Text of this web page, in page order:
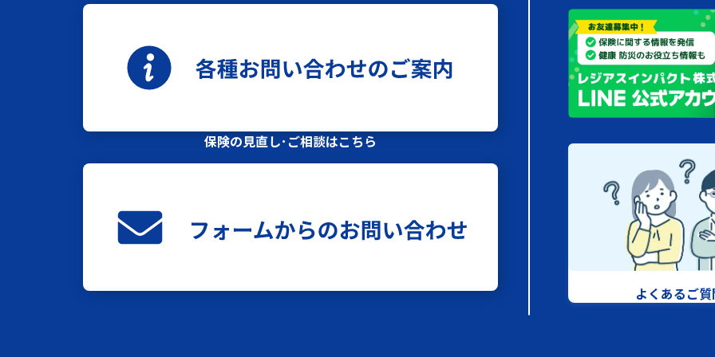
保険の見直し･ご相談はこちら
よくあるご